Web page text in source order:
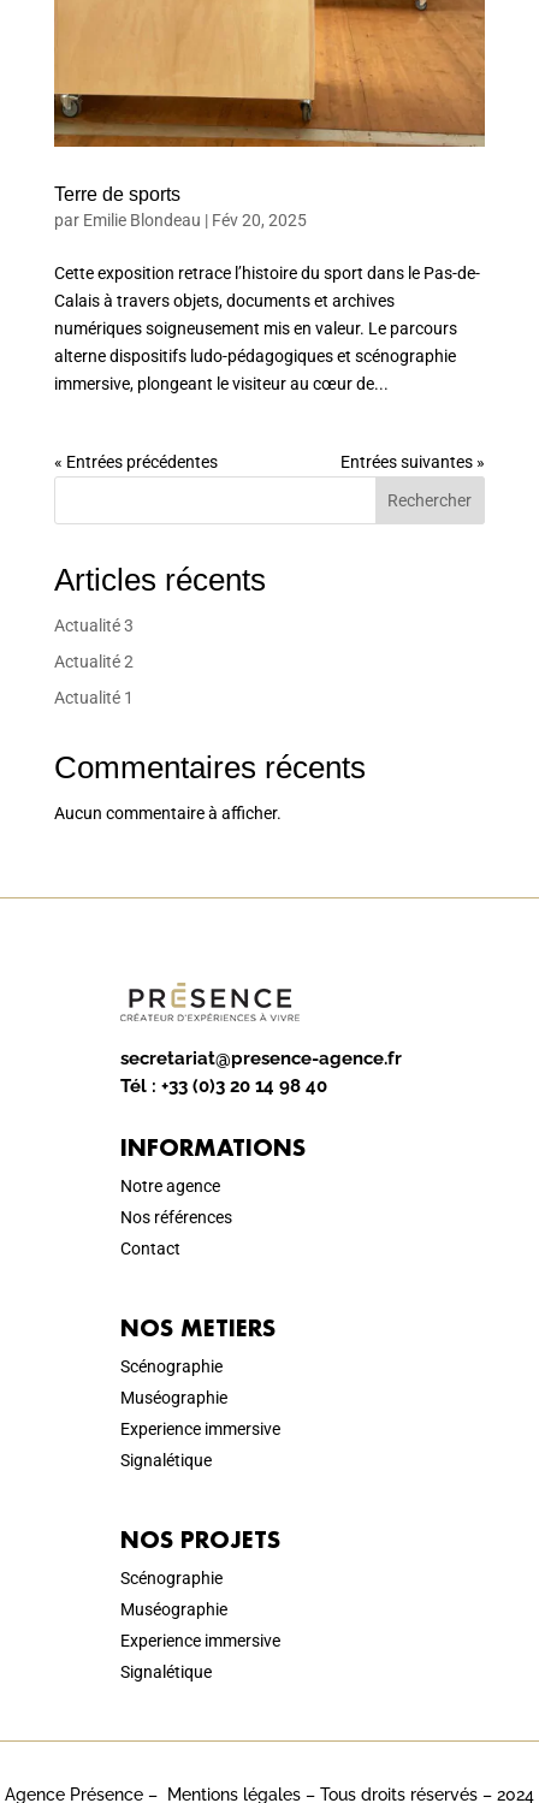
Terre de sports
par Emilie Blondeau | Fév 20, 2025
Cette exposition retrace l’histoire du sport dans le Pas-de-
Calais à travers objets, documents et archives
numériques soigneusement mis en valeur. Le parcours
alterne dispositifs ludo-pédagogiques et scénographie
immersive, plongeant le visiteur au cœur de...
« Entrées précédentes
Entrées suivantes »
Rechercher
Articles récents
Actualité 3
Actualité 2
Actualité 1
Commentaires récents
Aucun commentaire à afficher.
secretariat@presence-agence.fr
Tél : +33 (0)3 20 14 98 40
INFORMATIONS
Notre agence
Nos références
Contact
NOS METIERS
Scénographie
Muséographie
Experience immersive
Signalétique
NOS PROJETS
Scénographie
Muséographie
Experience immersive
Signalétique
Agence Présence – Mentions légales – Tous droits réservés – 2024